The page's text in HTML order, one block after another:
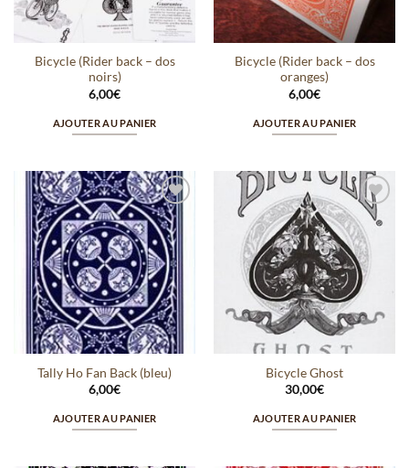
Bicycle (Rider back – dos
noirs)
6,00€
AJOUTER AU PANIER
Bicycle (Rider back – dos
oranges)
6,00€
AJOUTER AU PANIER
Ajouter
à la
wishlist
Tally Ho Fan Back (bleu)
6,00€
AJOUTER AU PANIER
Ajouter
à la
wishlist
Bicycle Ghost
30,00€
AJOUTER AU PANIER